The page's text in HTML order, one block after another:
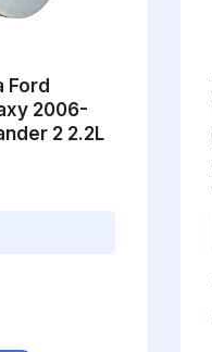
Ford
2006-
2 2.2L